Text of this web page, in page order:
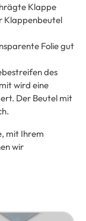
Klappe
Klappenbeutel
Folie gut
des
wird eine
Der Beutel mit
mit Ihrem
wir